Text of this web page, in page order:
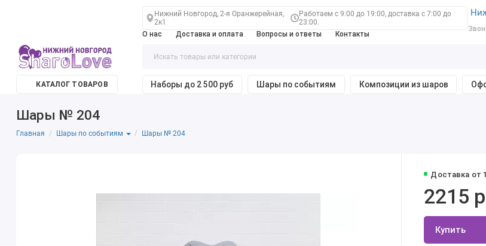
Нижний Новгород, 2-я Оранжерейная,
2к1
Работаем с 9:00 до 19:00, доставка с 7:00 до
23:00.
О нас
Доставка и оплата Вопросы и ответы Контакты
КАТАЛОГ ТОВАРОВ Наборы до 2 500 руб Шары по событиям Композиции из шаров
Шары № 204
Главная Шары по событиям Шары № 204
Доставка от
2215
Купить